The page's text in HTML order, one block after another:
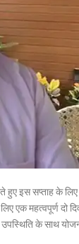
सप्ताह के लिए
एक महत्वपूर्ण दो
उपस्थिति के साथ